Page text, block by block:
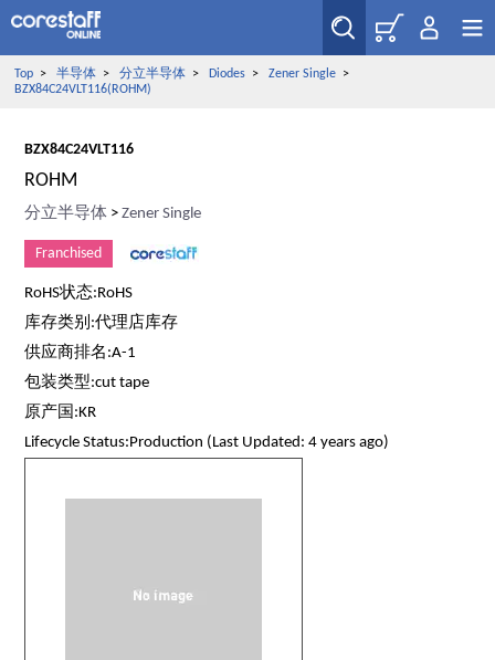
Top> 半导体> 分立半导体> Diodes> Zener Single>
BZX84C24VLT116(ROHM)
BZX84C24VLT116
ROHM
分立半导体 >Zener Single
Franchised
RoHS状态:RoHS
库存类别:代理店库存
供应商排名:A-1
包装类型:cut tape
原产国:KR
Lifecycle Status:Production (Last Updated: 4 years ago)